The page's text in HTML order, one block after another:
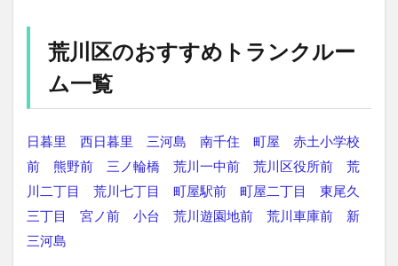
荒川区のおすすめトランクルー
ム一覧
日暮里 西日暮里 三河島 南千住 町屋
赤土小学校
前
熊野前 三ノ輪橋 荒川一中前 荒川区役所前
荒
川二丁目
荒川七丁目 町屋駅前 町屋二丁目
東尾久
三丁目
宮ノ前 小台 荒川遊園地前 荒川車庫前
新
三河島